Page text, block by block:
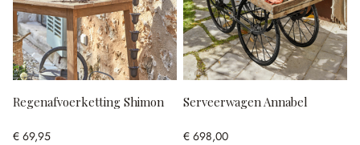
Regenafvoerketting Shimon
€ 69,95
Serveerwagen Annabel
€ 698,00